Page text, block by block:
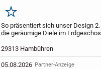
Merken
So präsentiert sich unser Design
die geräumige Diele im
Wohn-Ess-Bereich mit Zugang zu
überdachten Terrasse. Ein Gäste-
sowie ein...
29313 Hambühren
05.08.2026 Partner-Anzeige